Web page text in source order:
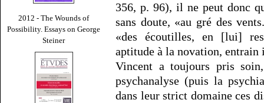
2012 - The Wounds of
Possibility. Essays on George
Steiner
356, p. 96), il ne peut donc
sans doute, «au gré des
«des écoutilles, en [lui]
aptitude à la novation,
Vincent a toujours pris
psychanalyse (puis la
dans leur strict domaine ces